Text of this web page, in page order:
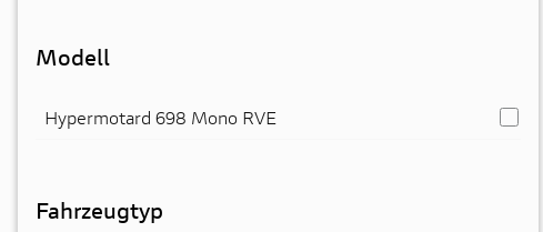
Modell
Hypermotard 698 Mono RVE
Fahrzeugtyp